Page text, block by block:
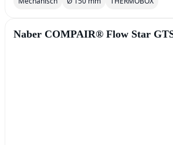
Naber COMPAIR® Flow Star